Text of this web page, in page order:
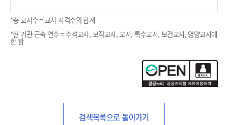
*총 교사수 = 교사 자격수의 합계
*현 기관 근속 연수 = 수석교사, 보직교사, 교사, 특수교사, 보건교사, 영양교사에
한 함
검색목록으로 돌아가기